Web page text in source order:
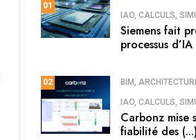
01
IAO, CALCULS,
Siemens fait
processus d’IA
02 BIM,
IAO, CALCULS,
Carbonz mise
fiabilité des (...)